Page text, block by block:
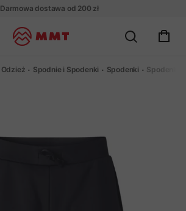
Darmowa dostawa od 200 zł
Odzież Spodnie i Spodenki Spodenki Spodenki